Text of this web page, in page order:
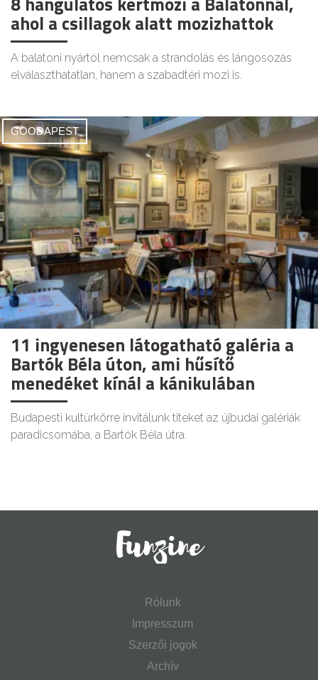
ahol a csillagok alatt mozizhattok
A balatoni nyártól nemcsak a strandolás és lángosozás
elválaszthatatlan, hanem a szabadtéri mozi is.
GOODAPEST
11 ingyenesen látogatható galéria a
Bartók Béla úton, ami hűsítő
menedéket kínál a kánikulában
Budapesti kultúrkörre invitálunk titeket az újbudai galériák
paradicsomába, a Bartók Béla útra.
Rólunk
Impresszum
Szerzői jogok
Archív